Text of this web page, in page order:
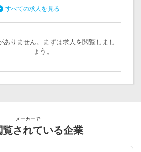
すべての求人を見る
ありません。まずは求人を閲覧しまし
ょう。
メーカーで
覧されている企業